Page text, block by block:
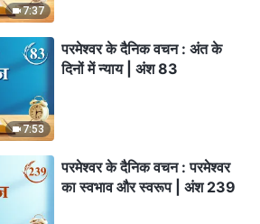
7:37
7:53
परमेश्वर के दैनिक वचन : अंत के
दिनों में न्याय | अंश 83
परमेश्वर के दैनिक वचन : परमेश्वर
का स्वभाव और स्वरूप | अंश 239